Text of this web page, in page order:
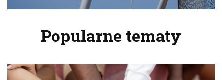
Popularne tematy